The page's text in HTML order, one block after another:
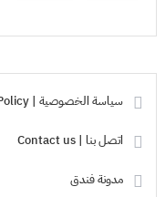
سياسة الخصوصية | Privacy Policy
اتصل بنا | Contact us
مدونة فندق